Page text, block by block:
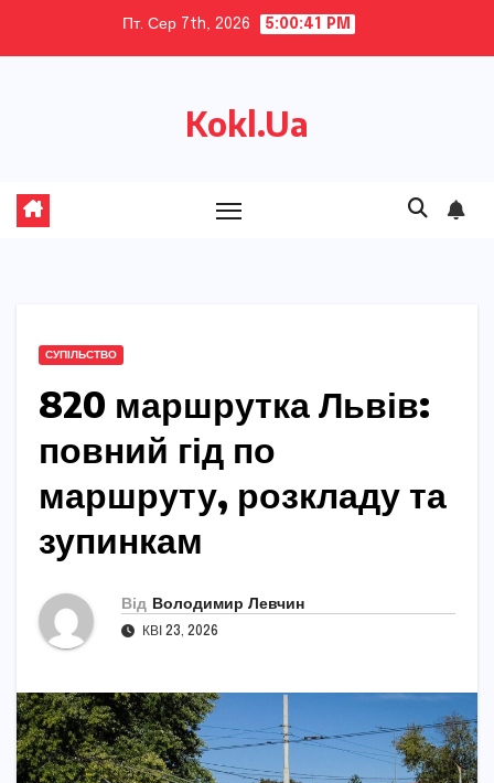
Пт. Сер 7th, 2026 5:00:42 PM
Kokl.Ua
СУПІЛЬСТВО
820 маршрутка Львів:
повний гід по
маршруту, розкладу та
зупинкам
Від Володимир Левчин
КВІ 23, 2026